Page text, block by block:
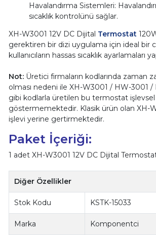
Havalandırma Sistemleri:
sıcaklık kontrolünü sağlar.
XH-W3001 12V DC Dijital Termostat
gerektiren bir dizi uygulama için ideal bir
kullanıcıların hassas sıcaklık ayarlamaları
Not:Üretici firmaların kodlarında zaman
olması nedeni ile XH-W3001 / HW-3001 /
gibi kodlarla üretilen bu termostat işlevsel
göstermemektedir. Klasik ürün olan XH-
işlevi yerine gertirmektedir.
Paket İçeriği:
1 adet XH-W3001 12V DC Dijital
Diğer Özellikler
Stok Kodu KSTK-15033
Marka Komponentci